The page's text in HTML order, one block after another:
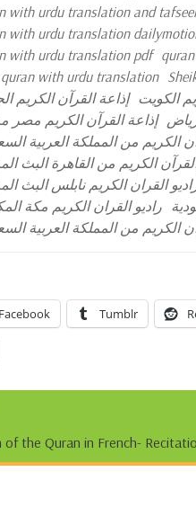
with urdu translation and
with urdu translation
with urdu translation pdf
with urdu translation
إذاعة القرآن الكريم الكويت
إذاعة القرآن الكريم مصر
الكريم من المملكة العربية
الكريم من القاهرة البث
القران الكريم نابلس البث
راديو القران الكريم مكة
الكريم من المملكة العربية
Facebook Tumblr
of the Quran in French-